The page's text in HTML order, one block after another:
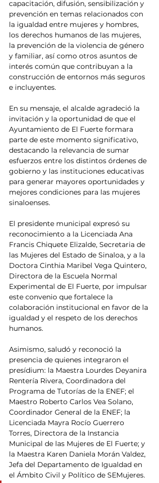
capacitación, difusión, sensibilización y
prevención en temas relacionados con
la igualdad entre mujeres y hombres,
los derechos humanos de las mujeres,
la prevención de la violencia de género
y familiar, así como otros asuntos de
interés común que contribuyan a la
construcción de entornos más seguros
e incluyentes.
En su mensaje, el alcalde agradeció la
invitación y la oportunidad de que el
Ayuntamiento de El Fuerte formara
parte de este momento significativo,
destacando la relevancia de sumar
esfuerzos entre los distintos órdenes de
gobierno y las instituciones educativas
para generar mayores oportunidades y
mejores condiciones para las mujeres
sinaloenses.
El presidente municipal expresó su
reconocimiento a la Licenciada Ana
Francis Chiquete Elizalde, Secretaria de
las Mujeres del Estado de Sinaloa, y a la
Doctora Cinthia Maribel Vega Quintero,
Directora de la Escuela Normal
Experimental de El Fuerte, por impulsar
este convenio que fortalece la
colaboración institucional en favor de la
igualdad y el respeto de los derechos
humanos.
Asimismo, saludó y reconoció la
presencia de quienes integraron el
presídium: la Maestra Lourdes Deyanira
Rentería Rivera, Coordinadora del
Programa de Tutorías de la ENEF; el
Maestro Roberto Carlos Vea Solano,
Coordinador General de la ENEF; la
Licenciada Mayra Rocío Guerrero
Torres, Directora de la Instancia
Municipal de las Mujeres de El Fuerte; y
la Maestra Karen Daniela Morán Valdez,
Jefa del Departamento de Igualdad en
el Ámbito Civil y Político de SEMujeres.